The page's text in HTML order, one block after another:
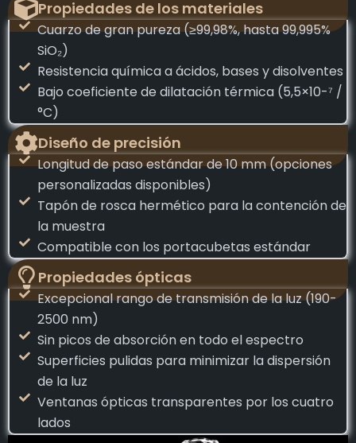
Propiedades de los materiales
Cuarzo de gran pureza (≥99,98%, hasta 99,995%
SiO₂)
Resistencia química a ácidos, bases y disolventes
Bajo coeficiente de dilatación térmica (5,5×10-⁷ /
°C)
Diseño de precisión
Longitud de paso estándar de 10 mm (opciones
personalizadas disponibles)
Tapón de rosca hermético para la contención de
la muestra
Compatible con los portacubetas estándar
Propiedades ópticas
Excepcional rango de transmisión de la luz (190-
2500 nm)
Sin picos de absorción en todo el espectro
Superficies pulidas para minimizar la dispersión
de la luz
Ventanas ópticas transparentes por los cuatro
lados